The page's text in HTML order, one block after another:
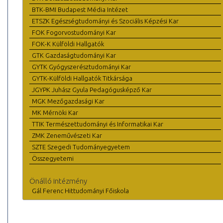
BTK-BMI Budapest Média Intézet
ETSZK Egészségtudományi és Szociális Képzési Kar
FOK Fogorvostudományi Kar
FOK-K Külföldi Hallgatók
GTK Gazdaságtudományi Kar
GYTK Gyógyszerésztudományi Kar
GYTK-Külföldi Hallgatók Titkársága
JGYPK Juhász Gyula Pedagógusképző Kar
MGK Mezőgazdasági Kar
MK Mérnöki Kar
TTIK Természettudományi és Informatikai Kar
ZMK Zeneművészeti Kar
SZTE Szegedi Tudományegyetem
Összegyetemi
Önálló intézmény
Gál Ferenc Hittudományi Főiskola